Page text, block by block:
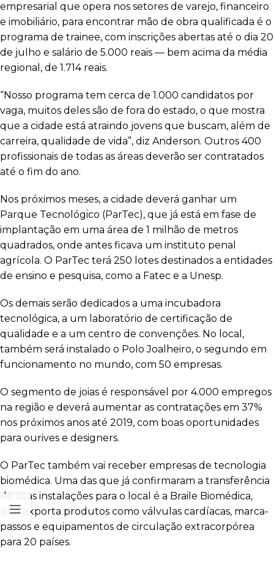
empresarial que opera nos setores de varejo, financeiro
e imobiliário, para encontrar mão de obra qualificada é o
programa de trainee, com inscrições abertas até o dia 20
de julho e salário de 5.000 reais — bem acima da média
regional, de 1.714 reais.
“Nosso programa tem cerca de 1.000 candidatos por
vaga, muitos deles são de fora do estado, o que mostra
que a cidade está atraindo jovens que buscam, além de
carreira, qualidade de vida”, diz Anderson. Outros 400
profissionais de todas as áreas deverão ser contratados
até o fim do ano.
Nos próximos meses, a cidade deverá ganhar um
Parque Tecnológico (ParTec), que já está em fase de
implantação em uma área de 1 milhão de metros
quadrados, onde antes ficava um instituto penal
agrícola. O ParTec terá 250 lotes destinados a entidades
de ensino e pesquisa, como a Fatec e a Unesp.
Os demais serão dedicados a uma incubadora
tecnológica, a um laboratório de certificação de
qualidade e a um centro de convenções. No local,
também será instalado o Polo Joalheiro, o segundo em
funcionamento no mundo, com 50 empresas.
O segmento de joias é responsável por 4.000 empregos
na região e deverá aumentar as contratações em 37%
nos próximos anos até 2019, com boas oportunidades
para ourives e designers.
O ParTec também vai receber empresas de tecnologia
biomédica. Uma das que já confirmaram a transferência
de suas instalações para o local é a Braile Biomédica,
que exporta produtos como válvulas cardíacas, marca-
passos e equipamentos de circulação extracorpórea
para 20 países.